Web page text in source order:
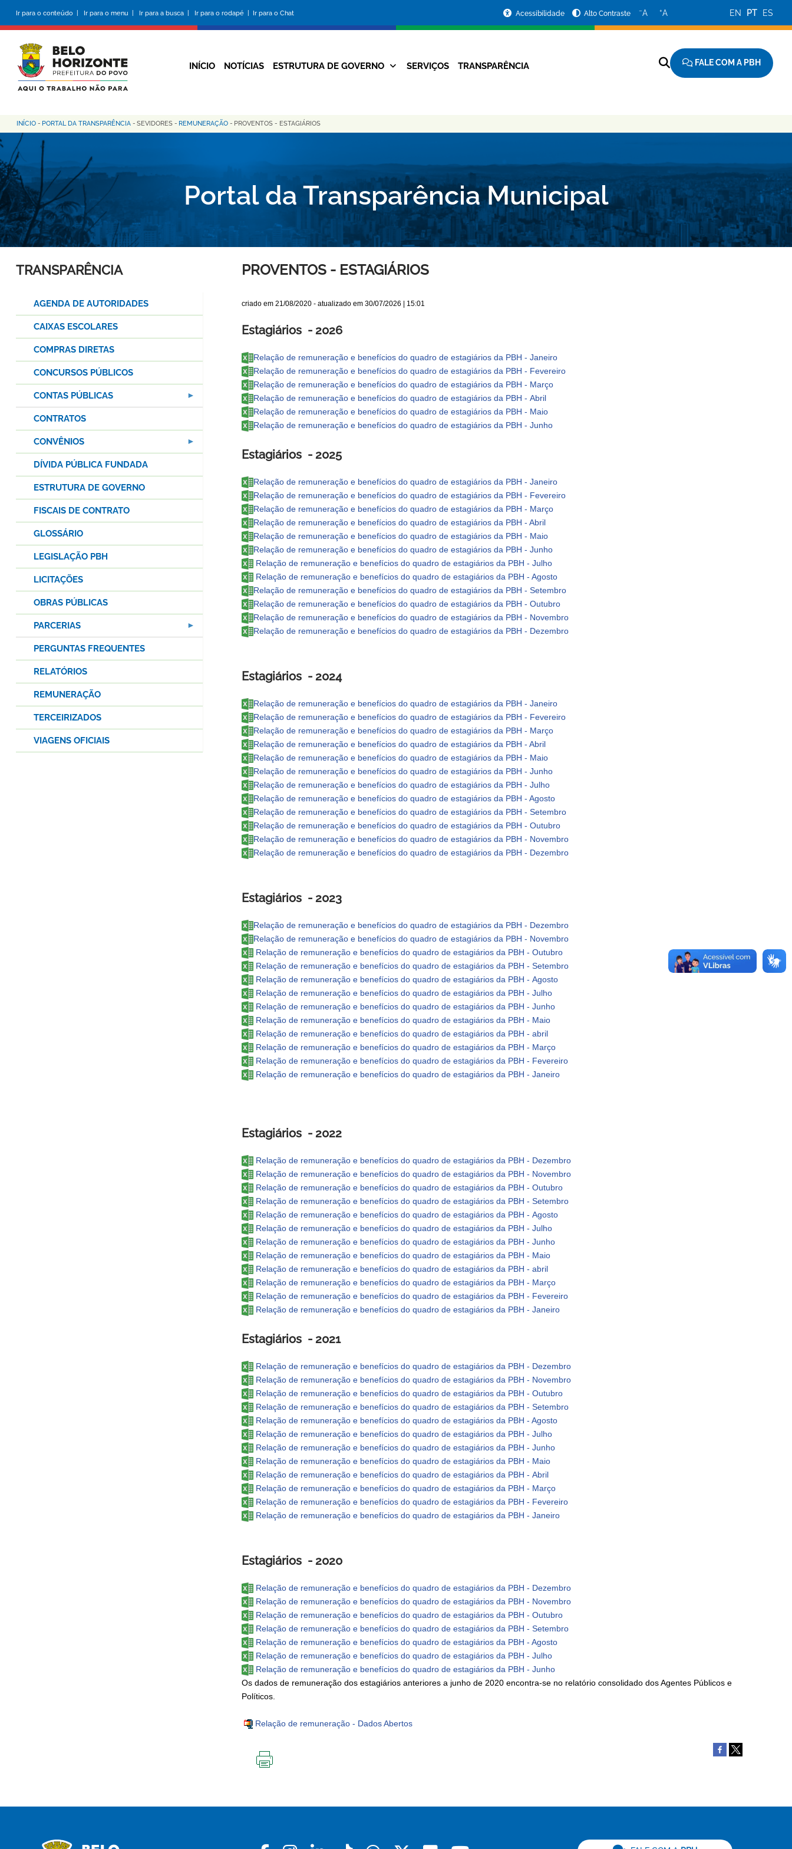
conteúdo
principal
Ir para o conteúdo | Ir para o menu | Ir para a busca | Ir para o rodapé | Ir para o Chat
da
Prefeitura
Horizonte
Acessibilidade Alto Contraste −A +A EN PT ES
Navegação
INÍCIO NOTÍCIAS ESTRUTURA DE GOVERNO SERVIÇOS TRANSPARÊNCIA FALE COM A PBH
Trilha
de
navegação
INÍCIO - PORTAL DA TRANSPARÊNCIA - SEVIDORES - REMUNERAÇÃO - PROVENTOS - ESTAGIÁRIOS
Portal da Transparência Municipal
PROVENTOS - ESTAGIÁRIOS
criado em 21/08/2020- atualizado em 30/07/2026 | 15:01
Estagiários - 2026
Relação de remuneração e benefícios do quadro de estagiários da PBH - Janeiro
Relação de remuneração e benefícios do quadro de estagiários da PBH - Fevereiro
Relação de remuneração e benefícios do quadro de estagiários da PBH - Março
Relação de remuneração e benefícios do quadro de estagiários da PBH - Abril
Relação de remuneração e benefícios do quadro de estagiários da PBH - Maio
Relação de remuneração e benefícios do quadro de estagiários da PBH - Junho
Estagiários - 2025
Relação de remuneração e benefícios do quadro de estagiários da PBH - Janeiro
Relação de remuneração e benefícios do quadro de estagiários da PBH - Fevereiro
Relação de remuneração e benefícios do quadro de estagiários da PBH - Março
Relação de remuneração e benefícios do quadro de estagiários da PBH - Abril
Relação de remuneração e benefícios do quadro de estagiários da PBH - Maio
Relação de remuneração e benefícios do quadro de estagiários da PBH - Junho
Relação de remuneração e benefícios do quadro de estagiários da PBH - Julho
Relação de remuneração e benefícios do quadro de estagiários da PBH - Agosto
Relação de remuneração e benefícios do quadro de estagiários da PBH - Setembro
Relação de remuneração e benefícios do quadro de estagiários da PBH - Outubro
Relação de remuneração e benefícios do quadro de estagiários da PBH - Novembro
Relação de remuneração e benefícios do quadro de estagiários da PBH - Dezembro
Estagiários - 2024
Relação de remuneração e benefícios do quadro de estagiários da PBH - Janeiro
Relação de remuneração e benefícios do quadro de estagiários da PBH - Fevereiro
Relação de remuneração e benefícios do quadro de estagiários da PBH - Março
Relação de remuneração e benefícios do quadro de estagiários da PBH - Abril
Relação de remuneração e benefícios do quadro de estagiários da PBH - Maio
Relação de remuneração e benefícios do quadro de estagiários da PBH - Junho
Relação de remuneração e benefícios do quadro de estagiários da PBH - Julho
Relação de remuneração e benefícios do quadro de estagiários da PBH - Agosto
Relação de remuneração e benefícios do quadro de estagiários da PBH - Setembro
Relação de remuneração e benefícios do quadro de estagiários da PBH - Outubro
Relação de remuneração e benefícios do quadro de estagiários da PBH - Novembro
Relação de remuneração e benefícios do quadro de estagiários da PBH - Dezembro
Estagiários - 2023
Relação de remuneração e benefícios do quadro de estagiários da PBH - Dezembro
Relação de remuneração e benefícios do quadro de estagiários da PBH - Novembro
Relação de remuneração e benefícios do quadro de estagiários da PBH - Outubro
Relação de remuneração e benefícios do quadro de estagiários da PBH - Setembro
Relação de remuneração e benefícios do quadro de estagiários da PBH - Agosto
Relação de remuneração e benefícios do quadro de estagiários da PBH - Julho
Relação de remuneração e benefícios do quadro de estagiários da PBH - Junho
Relação de remuneração e benefícios do quadro de estagiários da PBH - Maio
Relação de remuneração e benefícios do quadro de estagiários da PBH - abril
Relação de remuneração e benefícios do quadro de estagiários da PBH - Março
Relação de remuneração e benefícios do quadro de estagiários da PBH - Fevereiro
Relação de remuneração e benefícios do quadro de estagiários da PBH - Janeiro
Estagiários - 2022
Relação de remuneração e benefícios do quadro de estagiários da PBH - Dezembro
Relação de remuneração e benefícios do quadro de estagiários da PBH - Novembro
Relação de remuneração e benefícios do quadro de estagiários da PBH - Outubro
Relação de remuneração e benefícios do quadro de estagiários da PBH - Setembro
Relação de remuneração e benefícios do quadro de estagiários da PBH - Agosto
Relação de remuneração e benefícios do quadro de estagiários da PBH - Julho
Relação de remuneração e benefícios do quadro de estagiários da PBH - Junho
Relação de remuneração e benefícios do quadro de estagiários da PBH - Maio
Relação de remuneração e benefícios do quadro de estagiários da PBH - abril
Relação de remuneração e benefícios do quadro de estagiários da PBH - Março
Relação de remuneração e benefícios do quadro de estagiários da PBH - Fevereiro
Relação de remuneração e benefícios do quadro de estagiários da PBH - Janeiro
Estagiários - 2021
Relação de remuneração e benefícios do quadro de estagiários da PBH - Dezembro
Relação de remuneração e benefícios do quadro de estagiários da PBH - Novembro
Relação de remuneração e benefícios do quadro de estagiários da PBH - Outubro
Relação de remuneração e benefícios do quadro de estagiários da PBH - Setembro
Relação de remuneração e benefícios do quadro de estagiários da PBH - Agosto
Relação de remuneração e benefícios do quadro de estagiários da PBH - Julho
Relação de remuneração e benefícios do quadro de estagiários da PBH - Junho
Relação de remuneração e benefícios do quadro de estagiários da PBH - Maio
Relação de remuneração e benefícios do quadro de estagiários da PBH - Abril
Relação de remuneração e benefícios do quadro de estagiários da PBH - Março
Relação de remuneração e benefícios do quadro de estagiários da PBH - Fevereiro
Relação de remuneração e benefícios do quadro de estagiários da PBH - Janeiro
Estagiários - 2020
Relação de remuneração e benefícios do quadro de estagiários da PBH - Dezembro
Relação de remuneração e benefícios do quadro de estagiários da PBH - Novembro
Relação de remuneração e benefícios do quadro de estagiários da PBH - Outubro
Relação de remuneração e benefícios do quadro de estagiários da PBH - Setembro
Relação de remuneração e benefícios do quadro de estagiários da PBH - Agosto
Relação de remuneração e benefícios do quadro de estagiários da PBH - Julho
Relação de remuneração e benefícios do quadro de estagiários da PBH - Junho
Os dados de remuneração dos estagiários anteriores a junho de 2020 encontra-se no relatório consolidado dos Agentes Públicos e
Políticos.
Relação de remuneração - Dados Abertos
TRANSPARÊNCIA
AGENDA DE AUTORIDADES
CAIXAS ESCOLARES
COMPRAS DIRETAS
CONCURSOS PÚBLICOS
CONTAS PÚBLICAS
CONTRATOS
CONVÊNIOS
DÍVIDA PÚBLICA FUNDADA
ESTRUTURA DE GOVERNO
FISCAIS DE CONTRATO
GLOSSÁRIO
LEGISLAÇÃO PBH
LICITAÇÕES
OBRAS PÚBLICAS
PARCERIAS
PERGUNTAS FREQUENTES
RELATÓRIOS
REMUNERAÇÃO
TERCEIRIZADOS
VIAGENS OFICIAIS